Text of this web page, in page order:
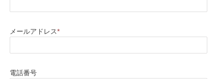
メールアドレス*
電話番号